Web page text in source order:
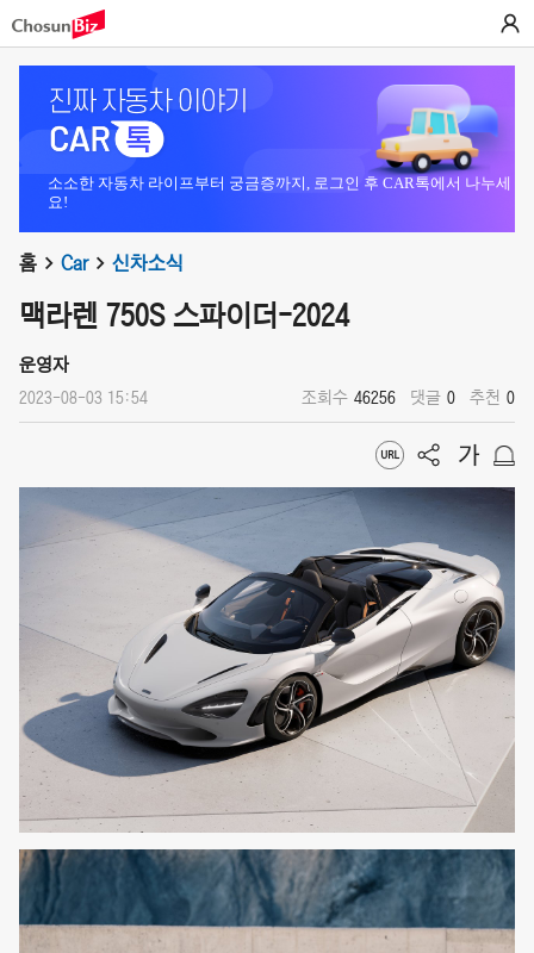
소소한 자동차 라이프부터 궁금증까지, 로그인 후 CAR톡에서 나누세
요!
홈 Car 신차소식
맥라렌 750S 스파이더-2024
운영자
2023-08-03 15:54 조회수 46256 댓글 0 추천 0